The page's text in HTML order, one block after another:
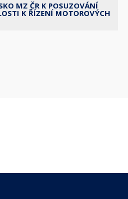
MZ ČR K POSUZOVÁNÍ
K ŘÍZENÍ MOTOROVÝCH